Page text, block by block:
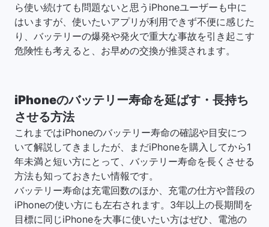
ら使い続けても問題ないと思うiPhoneユーザーも中に
はいますが、使いたいアプリが利用できず不便に感じた
り、バッテリーの爆発や発火で重大な事故を引き起こす
危険性も考えると、お早めの交換が推奨されます。
iPhoneのバッテリー寿命を延ばす・長持ち
させる方法
これまではiPhoneのバッテリー寿命の確認や目安につ
いて解説してきましたが、まだiPhoneを購入してから1
年未満と短い方にとって、バッテリー寿命を長くさせる
方法も知っておきたい情報です。
バッテリー寿命は充電回数のほか、充電の仕方や普段の
iPhoneの使い方にも左右されます。3年以上の長期間を
目標に同じiPhoneを大事に使いたい方はぜひ、電池の